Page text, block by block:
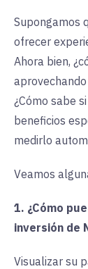
Supongamos
ofrecer
Ahora bien,
¿Cómo sabe
beneficios
medirlo
Veamos
1. ¿Cómo
inversión de
Visualizar su